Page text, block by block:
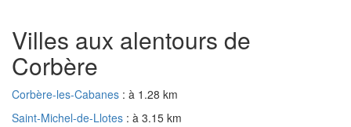
Villes aux alentours de
Corbère
Corbère-les-Cabanes : à 1.28 km
Saint-Michel-de-Llotes : à 3.15 km